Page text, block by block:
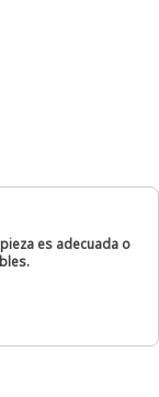
es adecuada o